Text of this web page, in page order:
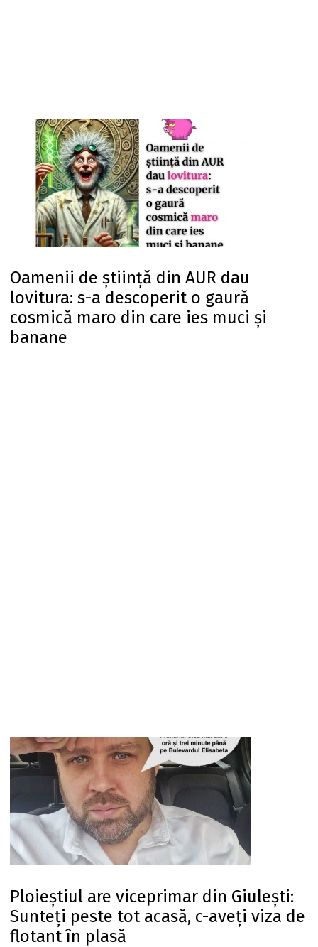
Oamenii de știință din AUR dau
lovitura: s-a descoperit o gaură
cosmică maro din care ies muci și
banane
Ploieștiul are viceprimar din Giulești:
Sunteți peste tot acasă, c-aveți viza de
flotant în plasă